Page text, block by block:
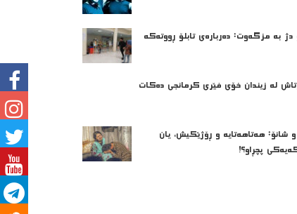
دژ بە مزگەوت: دەربارەى تابلۆ ڕووتەکە
له‌ زیندان خۆی فێری كرمانجی ده‌كات
و شانۆ: هەتاھەتایە و ڕۆژێکیش، یان
پچڕاو؟!